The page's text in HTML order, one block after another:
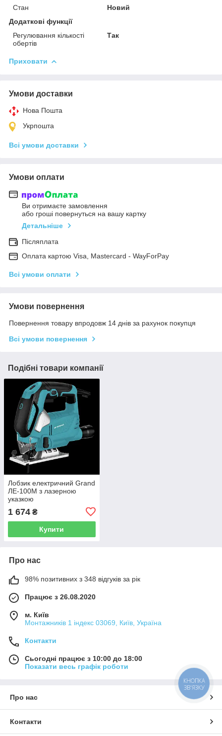
Стан
Новий
Додаткові функції
Регулювання кількості
обертів
Так
Приховати
Умови доставки
Нова Пошта
Укрпошта
Всі умови доставки
Умови оплати
Ви отримаєте замовлення
або гроші повернуться на вашу картку
Детальніше
Післяплата
Оплата картою Visa, Mastercard - WayForPay
Всі умови оплати
Умови повернення
Повернення товару впродовж 14 днів за рахунок покупця
Всі умови повернення
Подібні товари компанії
Лобзик електричний Grand
ЛЕ-100М з лазерною
указкою
1 674 ₴
Купити
Про нас
98% позитивних з 348 відгуків за рік
Працює з 26.08.2020
м. Київ
Монтажників 1 індекс 03069, Київ, Україна
Контакти
Сьогодні працює з 10:00 до 18:00
Показати весь графік роботи
Про нас
Контакти
КНОПКА
ЗВ'ЯЗКУ